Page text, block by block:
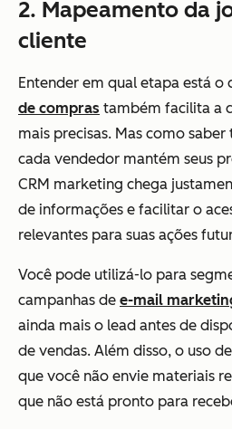
2. Mapeamento da
cliente
Entender em qual etapa está o
de compras também facilita a
mais precisas. Mas como saber
cada vendedor mantém seus
CRM marketing chega
de informações e facilitar o
relevantes para suas ações
Você pode utilizá-lo para
campanhas de e-mail
ainda mais o lead antes de
de vendas. Além disso, o uso
que você não envie materiais
que não está pronto para